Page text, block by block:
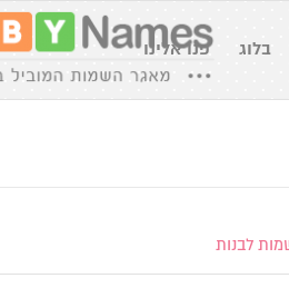
בלוג פנו אלינו
לבנות